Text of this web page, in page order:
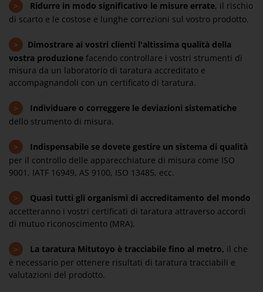
> Ridurre in modo significativo le misure errate, il rischio
di scarto e le costose e lunghe correzioni sul vostro prodotto.
>
Dimostrare ai vostri clienti l'altissima qualità della
vostra produzione facendo controllare i vostri strumenti di
misura da un laboratorio di taratura accreditato e
accompagnandoli con un certificato di taratura.
>
Individuare o correggere le deviazioni sistematiche
dello strumento di misura.
>
Indispensabile se dovete gestire un sistema di qualità
per il controllo delle apparecchiature di misura come ISO
9001, IATF 16949, AS 9100, ISO 13485, ecc.
>
Quasi tutti gli organismi di accreditamento del mondo
accetteranno i vostri certificati di taratura attraverso accordi
di mutuo riconoscimento (MRA).
> La taratura Mitutoyo è tracciabile fino al metro, il che
è necessario per ottenere risultati di taratura tracciabili e
valutazioni del prodotto.